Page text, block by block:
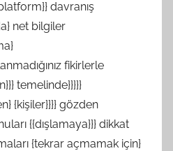
davranış
net bilgiler
fikirlerle
temelinde}}}}}
{kişiler}}}} gözden
{{dışlamaya}}} dikkat
{tekrar açmamak için}